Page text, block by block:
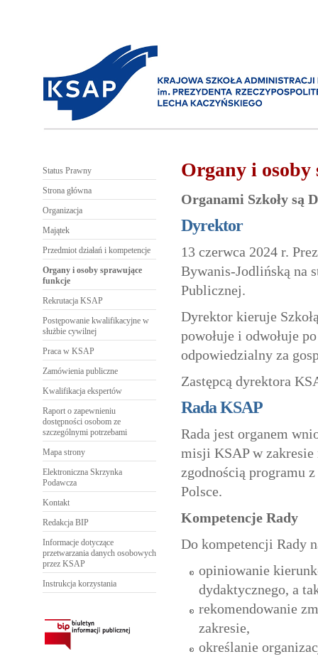
Organy i
Organami Szkoły są
Dyrektor
13 czerwca 2024 r.
Bywanis-Jodlińską na
Publicznej.
Dyrektor kieruje
powołuje i odwołuje
odpowiedzialny za
Zastępcą dyrektora
Rada KSAP
Rada jest organem
misji KSAP w zakresie
zgodnością programu
Polsce.
Kompetencje Rady
Do kompetencji Rady
opiniowanie
dydaktycznego, a
rekomendowanie
zakresie,
określanie
Status Prawny
Strona główna
Organizacja
Majątek
Przedmiot działań i kompetencje
Organy i osoby sprawujące
funkcje
Rekrutacja KSAP
Postępowanie kwalifikacyjne w
służbie cywilnej
Praca w KSAP
Zamówienia publiczne
Kwalifikacja ekspertów
Raport o zapewnieniu
dostępności osobom ze
szczególnymi potrzebami
Mapa strony
Elektroniczna Skrzynka
Podawcza
Kontakt
Redakcja BIP
Informacje dotyczące
przetwarzania danych osobowych
przez KSAP
Instrukcja korzystania